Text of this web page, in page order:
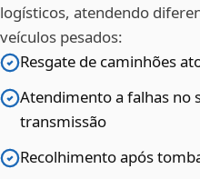
logísticos, atendendo
veículos pesados:
Resgate de caminhões
Atendimento a falhas no
transmissão
Recolhimento após